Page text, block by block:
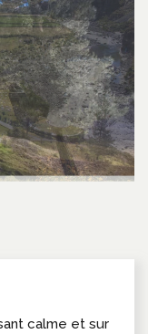
calme et sur